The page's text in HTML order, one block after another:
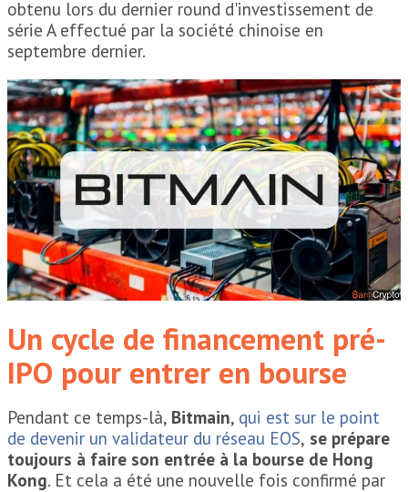
obtenu lors du dernier round d'investissement de
série A effectué par la société chinoise en
septembre dernier.
Un cycle de financement pré-
IPO pour entrer en bourse
Pendant ce temps-là, Bitmain, qui est sur le point
de devenir un validateur du réseau EOS, se prépare
toujours à faire son entrée à la bourse de Hong
Kong. Et cela a été une nouvelle fois confirmé par